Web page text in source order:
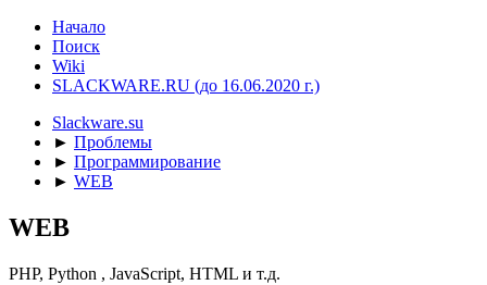
Начало
Поиск
Wiki
SLACKWARE.RU (до 16.06.2020 г.)
Slackware.su
► Проблемы
► Программирование
► WEB
WEB
PHP, Python , JavaScript, HTML и т.д.